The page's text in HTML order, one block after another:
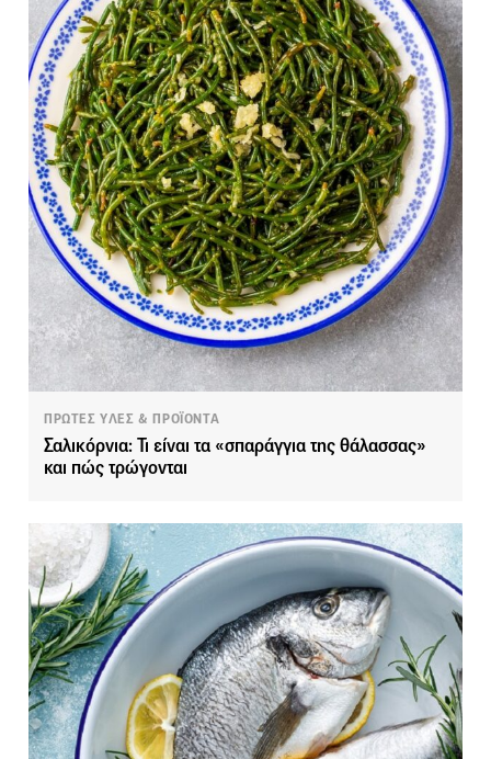
ΠΡΩΤΕΣ ΥΛΕΣ & ΠΡΟΪΟΝΤΑ
Σαλικόρνια: Τι είναι τα «σπαράγγια της θάλασσας»
και πώς τρώγονται